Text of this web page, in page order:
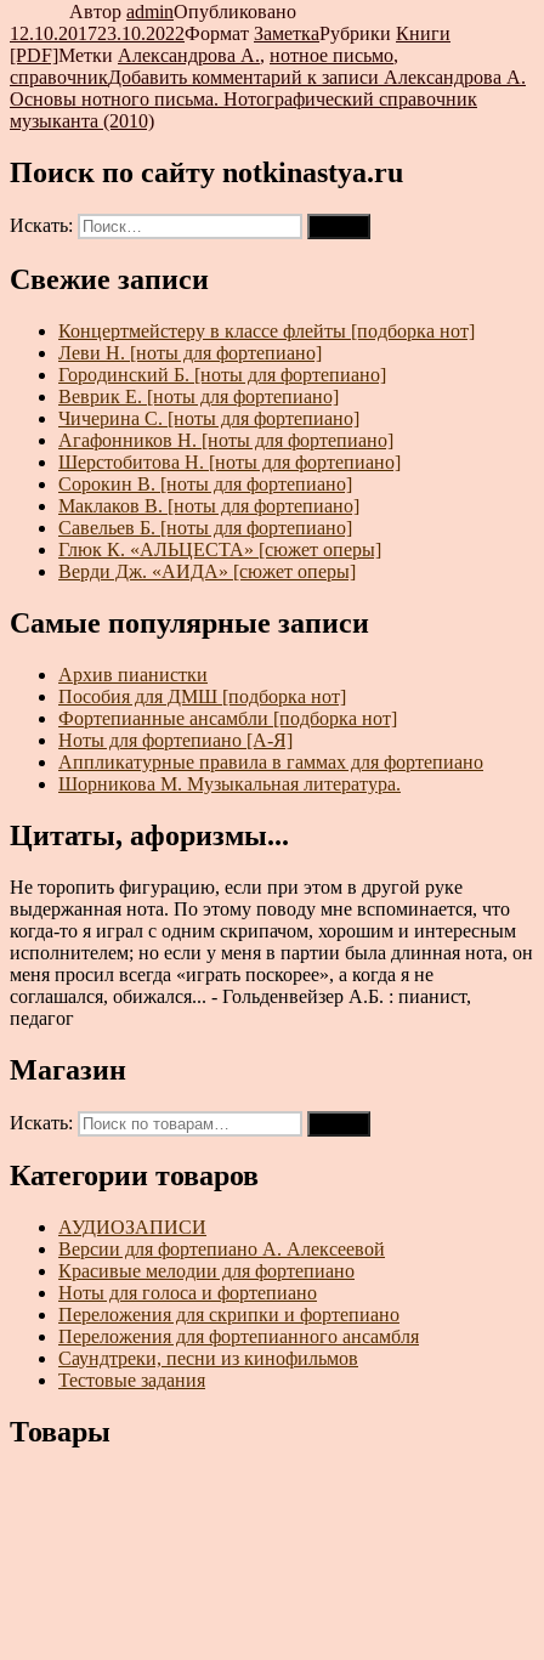
Автор adminОпубликовано
12.10.201723.10.2022Формат ЗаметкаРубрики Книги
[PDF]Метки Александрова А., нотное письмо,
справочникДобавить комментарий к записи Александрова А.
Основы нотного письма. Нотографический справочник
музыканта (2010)
Поиск по сайту notkinastya.ru
Искать:
Свежие записи
Концертмейстеру в классе флейты [подборка нот]
Леви Н. [ноты для фортепиано]
Городинский Б. [ноты для фортепиано]
Веврик Е. [ноты для фортепиано]
Чичерина С. [ноты для фортепиано]
Агафонников Н. [ноты для фортепиано]
Шерстобитова Н. [ноты для фортепиано]
Сорокин В. [ноты для фортепиано]
Маклаков В. [ноты для фортепиано]
Савельев Б. [ноты для фортепиано]
Глюк К. «АЛЬЦЕСТА» [сюжет оперы]
Верди Дж. «АИДА» [сюжет оперы]
Самые популярные записи
Архив пианистки
Пособия для ДМШ [подборка нот]
Фортепианные ансамбли [подборка нот]
Ноты для фортепиано [А-Я]
Аппликатурные правила в гаммах для фортепиано
Шорникова М. Музыкальная литература.
Цитаты, афоризмы...
Не торопить фигурацию, если при этом в другой руке
выдержанная нота. По этому поводу мне вспоминается, что
когда-то я играл с одним скрипачом, хорошим и интересным
исполнителем; но если у меня в партии была длинная нота, он
меня просил всегда «играть поскорее», а когда я не
соглашался, обижался... - Гольденвейзер А.Б. : пианист,
педагог
Магазин
Искать:
Категории товаров
АУДИОЗАПИСИ
Версии для фортепиано А. Алексеевой
Красивые мелодии для фортепиано
Ноты для голоса и фортепиано
Переложения для скрипки и фортепиано
Переложения для фортепианного ансамбля
Саундтреки, песни из кинофильмов
Тестовые задания
Товары